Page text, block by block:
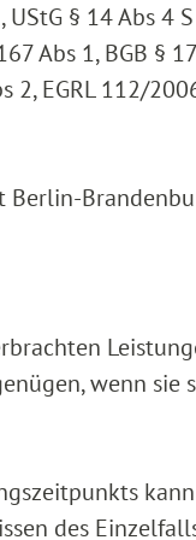
UStG § 14 Abs 4
Abs 1, BGB §
2, EGRL 112/
wenn
des